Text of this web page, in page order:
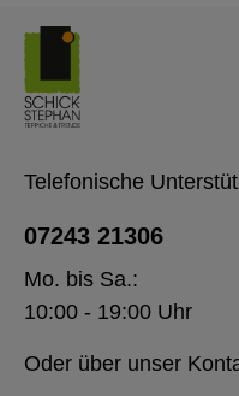
Telefonische
07243 21306
Mo. bis Sa.:
10:00 - 19:00 Uhr
Oder über unser